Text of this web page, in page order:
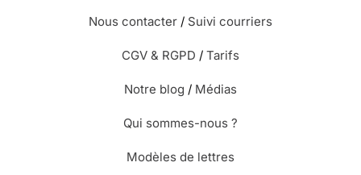
Nous contacter / Suivi courriers
CGV & RGPD / Tarifs
Notre blog / Médias
Qui sommes-nous ?
Modèles de lettres